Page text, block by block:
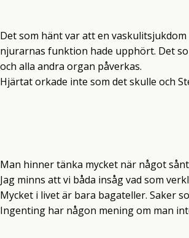
Det som hänt var att en
njurarnas funktion hade upphört. Det
och alla andra organ påverkas.
Hjärtat orkade inte som det skulle och
Man hinner tänka mycket när något
Jag minns att vi båda insåg vad som
Mycket i livet är bara bagateller. Saker
Ingenting har någon mening om man